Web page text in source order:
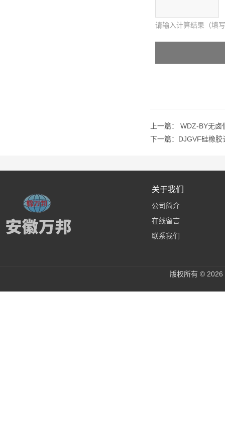
请输入计算结果（填
上一篇： WDZ-BY无卤
下一篇： DJGVF硅橡胶
关于我们
公司简介
在线留言
联系我们
版权所有 ©